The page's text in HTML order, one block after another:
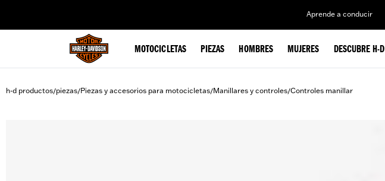
Aprende a conducir
MOTOCICLETAS PIEZAS HOMBRES MUJERES DESCUBRE H-D
h-d productos/piezas/Piezas y accesorios para motocicletas/Manillares y controles/Controles manillar